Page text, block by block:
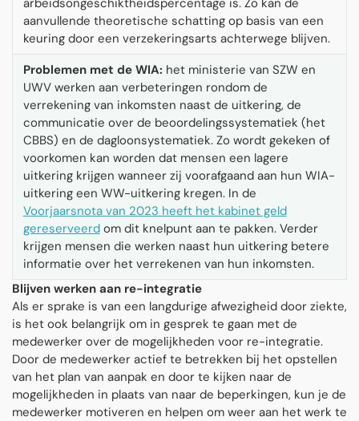
arbeidsongeschiktheidspercentage is. Zo kan de
aanvullende theoretische schatting op basis van een
keuring door een verzekeringsarts achterwege blijven.
Problemen met de WIA: het ministerie van SZW en
UWV werken aan verbeteringen rondom de
verrekening van inkomsten naast de uitkering, de
communicatie over de beoordelingssystematiek (het
CBBS) en de dagloonsystematiek. Zo wordt gekeken of
voorkomen kan worden dat mensen een lagere
uitkering krijgen wanneer zij voorafgaand aan hun WIA-
uitkering een WW-uitkering kregen. In de
Voorjaarsnota van 2023 heeft het kabinet geld
gereserveerdom dit knelpunt aan te pakken. Verder
krijgen mensen die werken naast hun uitkering betere
informatie over het verrekenen van hun inkomsten.
Blijven werken aan re-integratie
Als er sprake is van een langdurige afwezigheid door ziekte,
is het ook belangrijk om in gesprek te gaan met de
medewerker over de mogelijkheden voor re-integratie.
Door de medewerker actief te betrekken bij het opstellen
van het plan van aanpak en door te kijken naar de
mogelijkheden in plaats van naar de beperkingen, kun je de
medewerker motiveren en helpen om weer aan het werk te